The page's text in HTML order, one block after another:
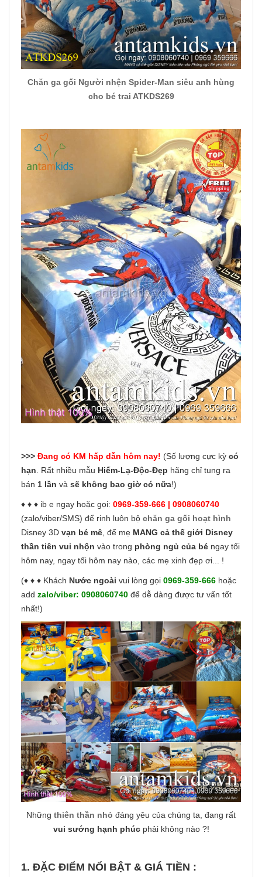
Chăn ga gối Người nhện Spider-Man siêu anh hùng
cho bé trai ATKDS269
>>> Đang có KM hấp dẫn hôm nay! (Số lượng cực kỳ có
hạn . Rất nhiều mẫu Hiếm-Lạ-Độc-Đẹp hãng chỉ tung ra
bán 1 lần và sẽ không bao giờ có nữa!)
♦ ♦ ♦ ib e ngay hoặc gọi: 0969-359-666 | 0908060740
(zalo/viber/SMS) để rinh luôn bộ chăn ga gối hoạt hình
Disney 3D vạn bé mê , để mẹ MANG cả thế giới Disney
thần tiên vui nhộn vào trong phòng ngủ của bé ngay tối
hôm nay, ngay tối hôm nay nào, các mẹ xinh đẹp ơi... !
(♦ ♦ ♦ Khách Nước ngoài vui lòng gọi 0969-359-666 hoặc
add zalo/viber: 0908060740 để dễ dàng được tư vấn tốt
nhất!)
Những thiên thần nhỏ đáng yêu của chúng ta, đang rất
vui sướng hạnh phúc phải không nào ?!
1. ĐẶC ĐIỂM NỔI BẬT & GIÁ TIỀN :